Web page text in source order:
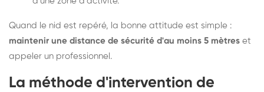
Quand le nid est repéré, la bonne attitude est simple :
maintenir une distance de sécurité d'au moins 5 mètres et
appeler un professionnel.
La méthode d'intervention de